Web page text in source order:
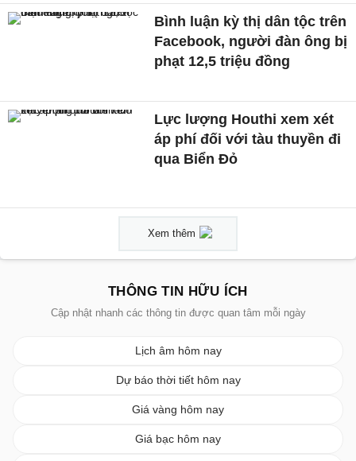
Bình luận kỳ thị dân tộc trên
Facebook, người đàn ông bị
phạt 12,5 triệu đồng
Lực lượng Houthi xem xét
áp phí đối với tàu thuyền đi
qua Biển Đỏ
Xem thêm
THÔNG TIN HỮU ÍCH
Cập nhật nhanh các thông tin được quan tâm mỗi ngày
Lịch âm hôm nay
Dự báo thời tiết hôm nay
Giá vàng hôm nay
Giá bạc hôm nay